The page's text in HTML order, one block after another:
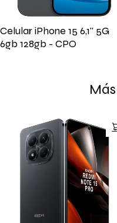
Celular iPhone 15 6,1'' 5G
6gb 128gb - CPO